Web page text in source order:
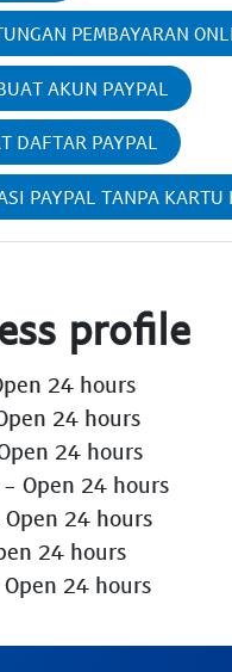
PEMBAYARAN
AKUN PAYPAL
DAFTAR PAYPAL
PAYPAL TANPA KARTU
profile
24 hours
24 hours
24 hours
- Open 24 hours
24 hours
24 hours
24 hours